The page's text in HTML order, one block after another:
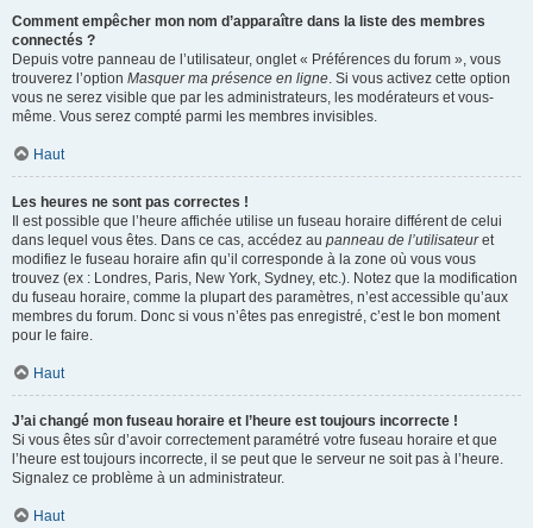
Comment empêcher mon nom d’apparaître dans la liste des membres
connectés ?
Depuis votre panneau de l’utilisateur, onglet « Préférences du forum », vous
trouverez l’option Masquer ma présence en ligne. Si vous activez cette option
vous ne serez visible que par les administrateurs, les modérateurs et vous-
même. Vous serez compté parmi les membres invisibles.
Haut
Les heures ne sont pas correctes !
Il est possible que l’heure affichée utilise un fuseau horaire différent de celui
dans lequel vous êtes. Dans ce cas, accédez au panneau de l’utilisateuret
modifiez le fuseau horaire afin qu’il corresponde à la zone où vous vous
trouvez (ex : Londres, Paris, New York, Sydney, etc.). Notez que la modification
du fuseau horaire, comme la plupart des paramètres, n’est accessible qu’aux
membres du forum. Donc si vous n’êtes pas enregistré, c’est le bon moment
pour le faire.
Haut
J’ai changé mon fuseau horaire et l’heure est toujours incorrecte !
Si vous êtes sûr d’avoir correctement paramétré votre fuseau horaire et que
l’heure est toujours incorrecte, il se peut que le serveur ne soit pas à l’heure.
Signalez ce problème à un administrateur.
Haut